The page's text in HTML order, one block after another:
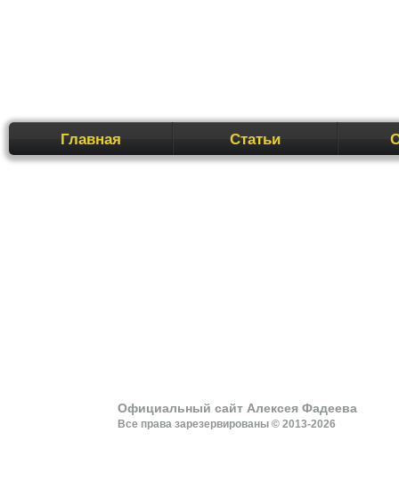
ПерейтиГлавная Статьи
Официальный сайт Алексея Фадеева
Все права зарезервированы © 2013-2026